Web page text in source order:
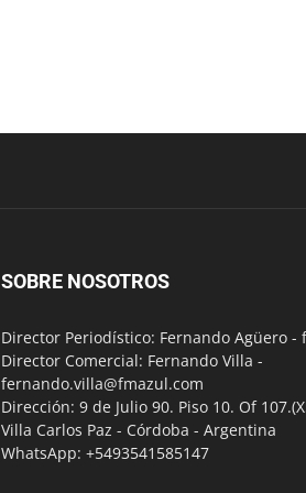
SOBRE NOSOTROS
Director Periodístico: Fernando Agüero -
Director Comercial: Fernando Villa -
fernando.villa@fmazul.com
Dirección: 9 de Julio 90. Piso 10. Of
Villa Carlos Paz - Córdoba - Argentina
WhatsApp: +5493541585147